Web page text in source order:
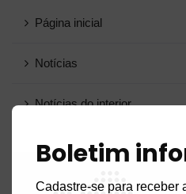
Página inicial
Notícias
Notícias do interior
Benigno
Burkina Faso
Boletim
Cadastre-se para receber